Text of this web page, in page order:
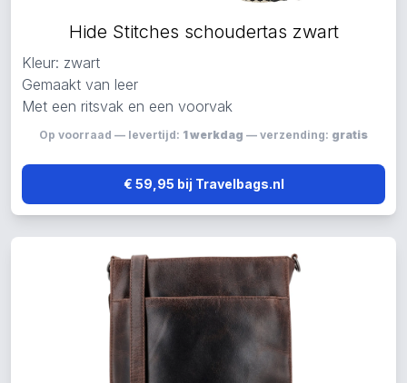
Hide Stitches schoudertas zwart
Kleur: zwart
Gemaakt van leer
Met een ritsvak en een voorvak
Op voorraad — levertijd: 1 werkdag — verzending: gratis
€ 59,95 bij Travelbags.nl